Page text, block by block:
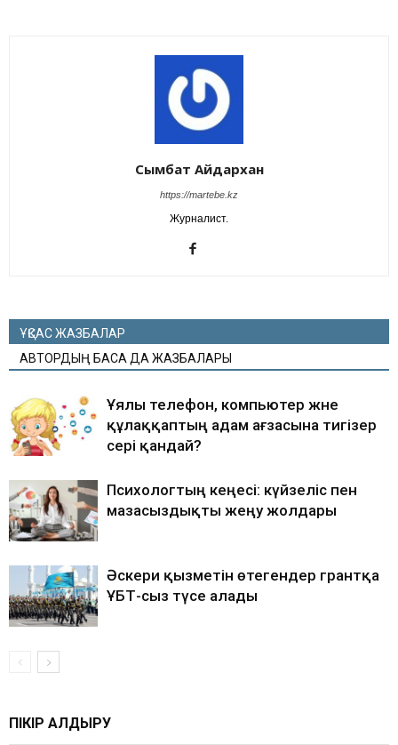
Сымбат Айдархан
https://martebe.kz
Журналист.
ҰҚСАС ЖАЗБАЛАР
АВТОРДЫҢ БАСҚА ДА ЖАЗБАЛАРЫ
Ұялы телефон, компьютер және
құлаққаптың адам ағзасына тигізер
әсері қандай?
Психологтың кеңесі: күйзеліс пен
мазасыздықты жеңу жолдары
Әскери қызметін өтегендер грантқа
ҰБТ-сыз түсе алады
ПІКІР ҚАЛДЫРУ